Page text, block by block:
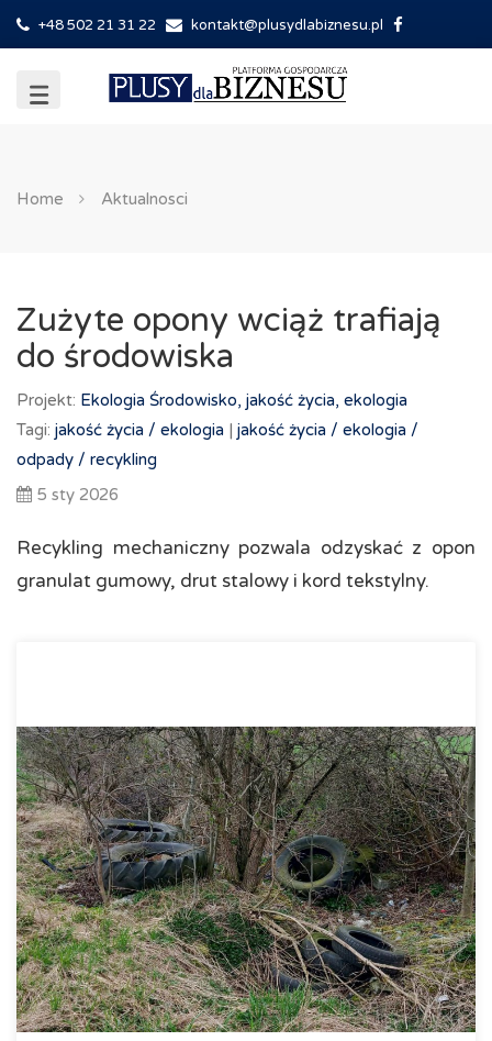
+48 502 21 31 22 kontakt@plusydlabiznesu.pl
Home Aktualnosci
Zużyte opony wciąż trafiają
do środowiska
Projekt: Ekologia Środowisko, jakość życia, ekologia
Tagi: jakość życia / ekologia | jakość życia / ekologia /
odpady / recykling
5 sty 2026
Recykling mechaniczny pozwala odzyskać z opon
granulat gumowy, drut stalowy i kord tekstylny.